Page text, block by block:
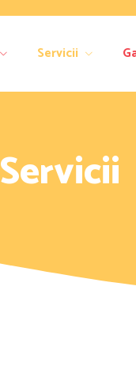
Servicii
Servicii